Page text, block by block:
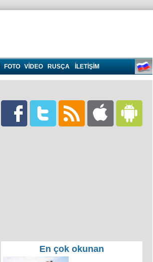
FOTO VIDEO RUSÇA İLETİŞİM
En çok okunan